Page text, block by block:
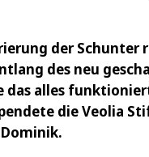
der Schunter
des neu
das alles
die Veolia